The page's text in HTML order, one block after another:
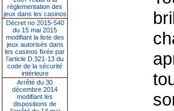
réglementation des
jeux dans les casinos
Décret no 2015-540
du 15 mai 2015
modifiant la liste des
jeux autorisés dans
les casinos fixée par
l’article D.321-13 du
code de la sécurité
intérieure
Arrêté du 30
décembre 2014
modifiant les
dispositions de